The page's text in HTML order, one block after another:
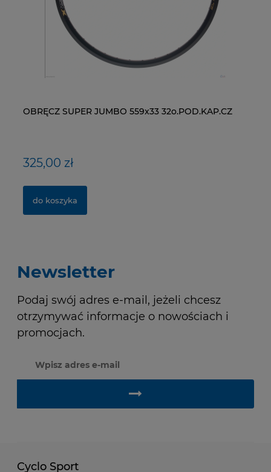
OBRĘCZ SUPER JUMBO 559x33 32o.POD.KAP.CZ
325,00 zł
do koszyka
ŁAŃCUCH KMC X9-93- 116 ogniw / 9- rzędowy +
40,00 zł
do koszyka
Newsletter
Podaj swój adres e-mail, jeżeli chcesz
otrzymywać informacje o nowościach i
promocjach.
Cyclo Sport